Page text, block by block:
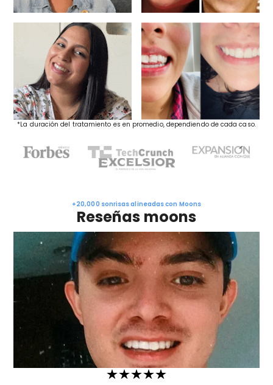
*La duración del tratamiento es en promedio, dependiendo de cada caso.
+20,000 sonrisas alineadas con Moons
Reseñas moons